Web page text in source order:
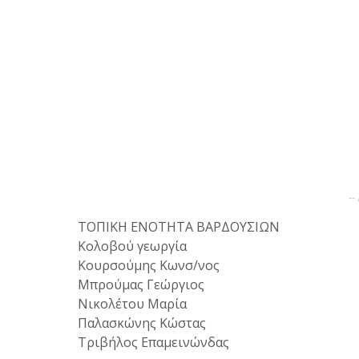
--
ΤΟΠΙΚΗ ΕΝΟΤΗΤΑ ΒΑΡΔΟΥΣΙΩΝ
Κολοβού γεωργία
Κουρσούμης Κωνσ/νος
Μπρούμας Γεώργιος
Νικολέτου Μαρία
Παλασκώνης Κώστας
Τριβήλος Επαμεινώνδας